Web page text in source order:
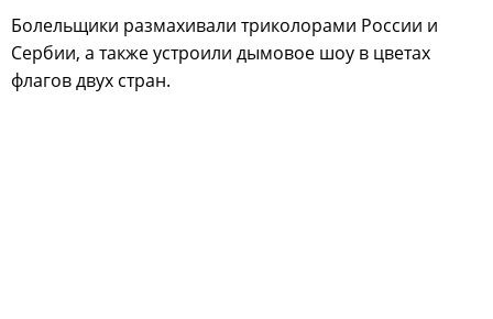
Болельщики размахивали триколорами России и
Сербии, а также устроили дымовое шоу в цветах
флагов двух стран.